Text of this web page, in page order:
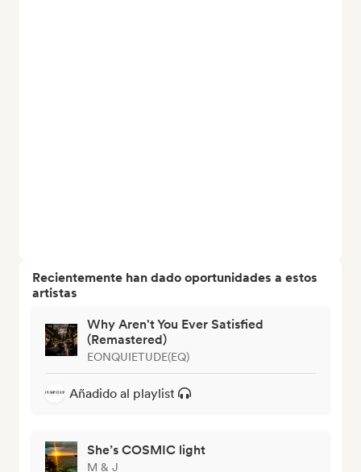
Recientemente han dado oportunidades a estos
artistas
Why Aren't You Ever Satisfied
(Remastered)
EONQUIETUDE(EQ)
Añadido al playlist
She’s COSMIC light
M & J